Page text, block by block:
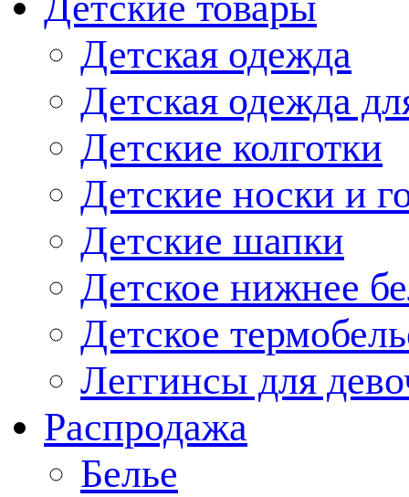
Детская одежда
Детская одежда
Детские колготки
Детские носки и
Детские шапки
Детское нижнее
Детское
Леггинсы для
Распродажа
Белье